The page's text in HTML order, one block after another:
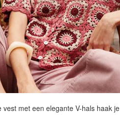
vest met een elegante V-hals haak je